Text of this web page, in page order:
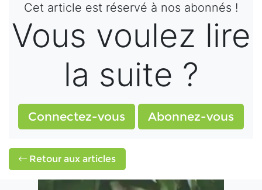
Cet article est réservé à nos abonnés !
Vous voulez lire
la suite ?
Connectez-vous Abonnez-vous
Retour aux articles